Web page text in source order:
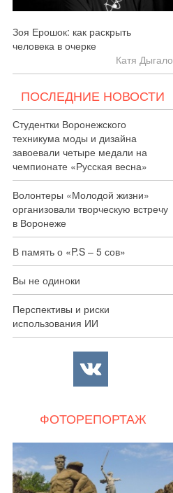
Зоя Ерошок: как раскрыть
человека в очерке
Катя Дыгало
ПОСЛЕДНИЕ НОВОСТИ
Студентки Воронежского
техникума моды и дизайна
завоевали четыре медали на
чемпионате «Русская весна»
Волонтеры «Молодой жизни»
организовали творческую встречу
в Воронеже
В память о «P.S – 5 сов»
Вы не одиноки
Перспективы и риски
использования ИИ
ФОТОРЕПОРТАЖ